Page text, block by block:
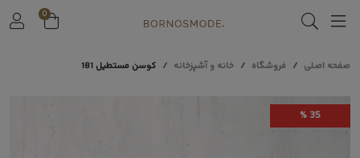
0
صفحه اصلی فروشگاه خانه و آشپزخانه کوسن مستطیل 181
35 %